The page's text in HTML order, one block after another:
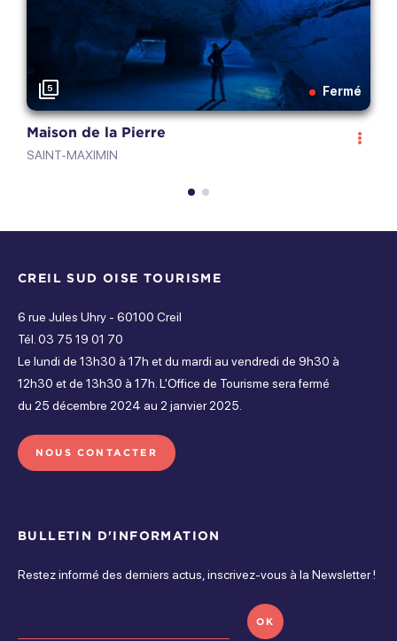
Ouvert de 00h à 00h
Vendredi
Ouvert de 00h à 00h
Précédent
Fermé
5
Maison de la Pierre
SAINT-MAXIMIN
CREIL SUD OISE TOURISME
6 rue Jules Uhry - 60100 Creil
Tél. 03 75 19 01 70
Le lundi de 13h30 à 17h et du mardi au vendredi de 9h30 à
12h30 et de 13h30 à 17h. L'Office de Tourisme sera fermé
du 25 décembre 2024 au 2 janvier 2025.
NOUS CONTACTER
BULLETIN D'INFORMATION
Restez informé des derniers actus, inscrivez-vous à la Newsletter !
OK